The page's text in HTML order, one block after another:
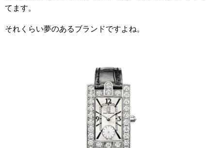
てます。
それくらい夢のあるブランドですよね。